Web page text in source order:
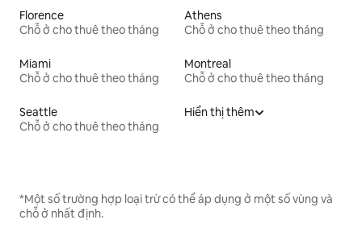
Florence
Chỗ ở cho thuê theo tháng
Athens
Chỗ ở cho thuê theo tháng
Miami
Chỗ ở cho thuê theo tháng
Montreal
Chỗ ở cho thuê theo tháng
Seattle
Chỗ ở cho thuê theo tháng
Hiển thị thêm
*Một số trường hợp loại trừ có thể áp dụng ở một số vùng và
chỗ ở nhất định.